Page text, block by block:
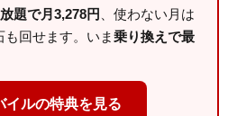
題で月3,278円
、使わない月は
も回せます。いま乗り換えで最
イルの特典を見る